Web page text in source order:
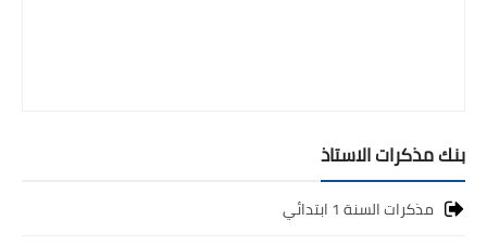
بنك مذكرات الاستاذ
مذكرات السنة 1 ابتدائي